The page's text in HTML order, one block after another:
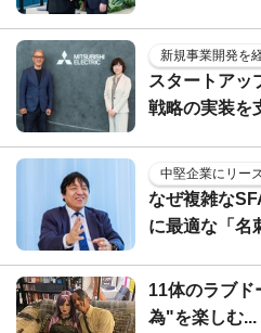
新規事業開発を
スタートアッ
戦略の実装を
中堅企業にリー
なぜ複雑な
に最適な「名
11体のラブ
為"を楽しむ...